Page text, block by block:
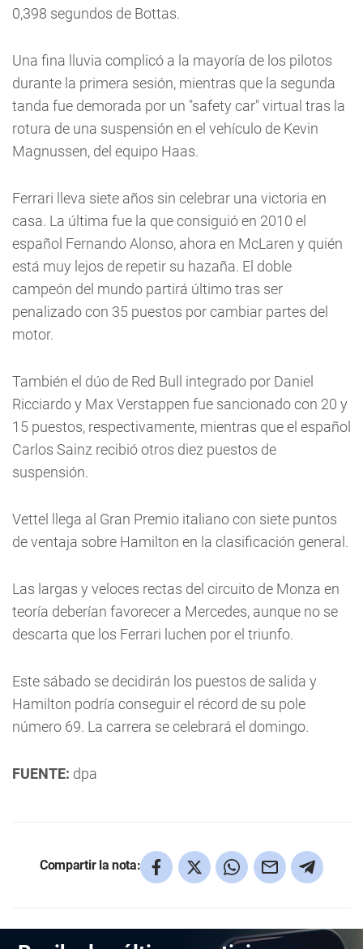
0,398 segundos de Bottas.
Una fina lluvia complicó a la mayoría de los pilotos
durante la primera sesión, mientras que la segunda
tanda fue demorada por un "safety car" virtual tras la
rotura de una suspensión en el vehículo de Kevin
Magnussen, del equipo Haas.
Ferrari lleva siete años sin celebrar una victoria en
casa. La última fue la que consiguió en 2010 el
español Fernando Alonso, ahora en McLaren y quién
está muy lejos de repetir su hazaña. El doble
campeón del mundo partirá último tras ser
penalizado con 35 puestos por cambiar partes del
motor.
También el dúo de Red Bull integrado por Daniel
Ricciardo y Max Verstappen fue sancionado con 20 y
15 puestos, respectivamente, mientras que el español
Carlos Sainz recibió otros diez puestos de
suspensión.
Vettel llega al Gran Premio italiano con siete puntos
de ventaja sobre Hamilton en la clasificación general.
Las largas y veloces rectas del circuito de Monza en
teoría deberían favorecer a Mercedes, aunque no se
descarta que los Ferrari luchen por el triunfo.
Este sábado se decidirán los puestos de salida y
Hamilton podría conseguir el récord de su pole
número 69. La carrera se celebrará el domingo.
FUENTE: dpa
Compartir la nota: